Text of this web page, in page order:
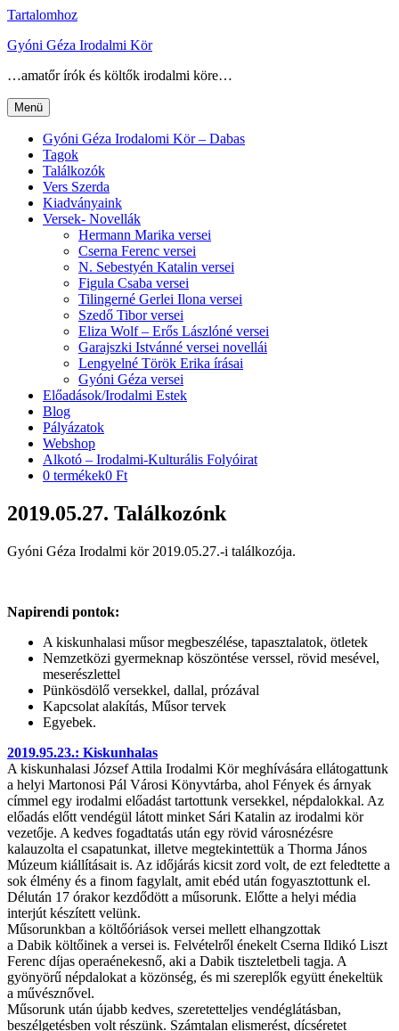
Tartalomhoz
Gyóni Géza Irodalmi Kör
…amatőr írók és költők irodalmi köre…
Menü
Gyóni Géza Irodalomi Kör – Dabas
Tagok
Találkozók
Vers Szerda
Kiadványaink
Versek- Novellák
Hermann Marika versei
Cserna Ferenc versei
N. Sebestyén Katalin versei
Figula Csaba versei
Tilingerné Gerlei Ilona versei
Szedő Tibor versei
Eliza Wolf – Erős Lászlóné versei
Garajszki Istvánné versei novellái
Lengyelné Török Erika írásai
Gyóni Géza versei
Előadások/Irodalmi Estek
Blog
Pályázatok
Webshop
Alkotó – Irodalmi-Kulturális Folyóirat
0 termékek0 Ft
2019.05.27. Találkozónk
Gyóni Géza Irodalmi kör 2019.05.27.-i találkozója.
Napirendi pontok:
A kiskunhalasi műsor megbeszélése, tapasztalatok, ötletek
Nemzetközi gyermeknap köszöntése verssel, rövid mesével,
meserészlettel
Pünkösdölő versekkel, dallal, prózával
Kapcsolat alakítás, Műsor tervek
Egyebek.
2019.95.23.: Kiskunhalas
A kiskunhalasi József Attila Irodalmi Kör meghívására ellátogattunk
a helyi Martonosi Pál Városi Könyvtárba, ahol Fények és árnyak
címmel egy irodalmi előadást tartottunk versekkel, népdalokkal. Az
előadás előtt vendégül látott minket Sári Katalin az irodalmi kör
vezetője. A kedves fogadtatás után egy rövid városnézésre
kalauzolta el csapatunkat, illetve megtekintettük a Thorma János
Múzeum kiállításait is. Az időjárás kicsit zord volt, de ezt feledtette a
sok élmény és a finom fagylalt, amit ebéd után fogyasztottunk el.
Délután 17 órakor kezdődött a műsorunk. Előtte a helyi média
interjút készített velünk.
Műsorunkban a költőóriások versei mellett elhangzottak
a Dabik költőinek a versei is. Felvételről énekelt Cserna Ildikó Liszt
Ferenc díjas operaénekesnő, aki a Dabik tiszteletbeli tagja. A
gyönyörű népdalokat a közönség, és mi szereplők együtt énekeltük
a művésznővel.
Műsorunk után újabb kedves, szeretetteljes vendéglátásban,
beszélgetésben volt részünk. Számtalan elismerést, dícséretet